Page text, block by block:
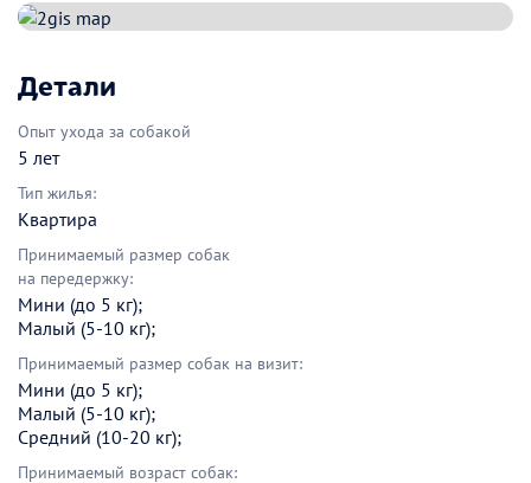
Детали
Опыт ухода за собакой
5 лет
Тип жилья:
Квартира
Принимаемый размер собак
на передержку:
Мини (до 5 кг);
Малый (5-10 кг);
Принимаемый размер собак на визит:
Мини (до 5 кг);
Малый (5-10 кг);
Средний (10-20 кг);
Принимаемый возраст собак: